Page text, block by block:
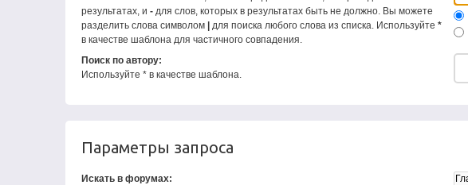
результатах, и - для слов, которых в результатах быть не должно. Вы можете
разделить слова символом | для поиска любого слова из списка. Используйте *
в качестве шаблона для частичного совпадения.
Поиск по автору:
Используйте * в качестве шаблона.
Параметры запроса
Искать в форумах: